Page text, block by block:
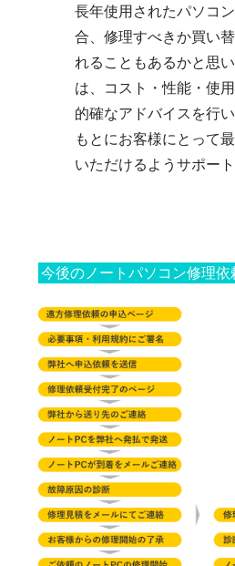
長年使用されたパソコ
合、修理すべきか買い
れることもあるかと思
は、コスト・性能・使
的確なアドバイスを行
もとにお客様にとって
いただけるようサポート
今後のノートパソコン修理依